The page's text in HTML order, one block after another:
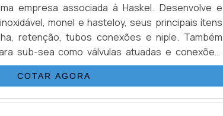
empresa associada à Haskel. Desenvolve e
monel e hasteloy, seus principais ítens
retenção, tubos conexões e niple. Também
sub-sea como válvulas atuadas e conexões.
são sistemas hidráulicos, equipamentos e
para Sub-Sea.VANTAGENS BÁSICAS
COTAR AGORA